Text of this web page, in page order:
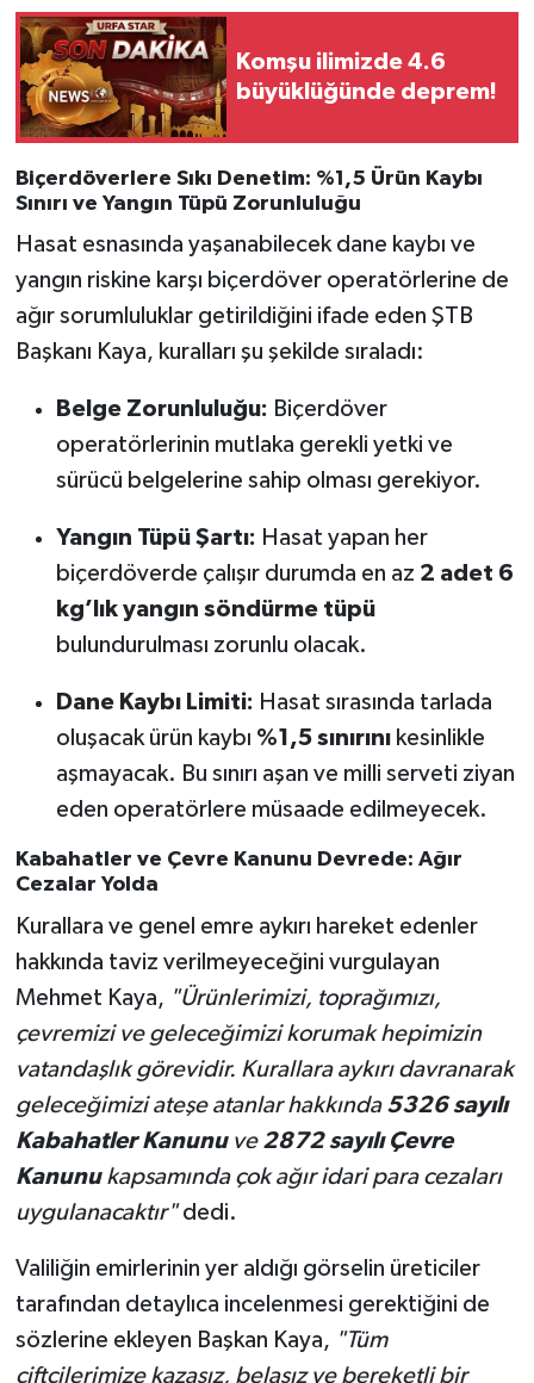
Komşu ilimizde 4.6
büyüklüğünde deprem!
Biçerdöverlere Sıkı Denetim: %1,5 Ürün Kaybı
Sınırı ve Yangın Tüpü Zorunluluğu
Hasat esnasında yaşanabilecek dane kaybı ve
yangın riskine karşı biçerdöver operatörlerine de
ağır sorumluluklar getirildiğini ifade eden ŞTB
Başkanı Kaya, kuralları şu şekilde sıraladı:
Belge Zorunluluğu: Biçerdöver
operatörlerinin mutlaka gerekli yetki ve
sürücü belgelerine sahip olması gerekiyor.
Yangın Tüpü Şartı: Hasat yapan her
biçerdöverde çalışır durumda en az 2 adet 6
kg’lık yangın söndürme tüpü
bulundurulması zorunlu olacak.
Dane Kaybı Limiti: Hasat sırasında tarlada
oluşacak ürün kaybı %1,5 sınırınıkesinlikle
aşmayacak. Bu sınırı aşan ve milli serveti ziyan
eden operatörlere müsaade edilmeyecek.
Kabahatler ve Çevre Kanunu Devrede: Ağır
Cezalar Yolda
Kurallara ve genel emre aykırı hareket edenler
hakkında taviz verilmeyeceğini vurgulayan
Mehmet Kaya, "Ürünlerimizi, toprağımızı,
çevremizi ve geleceğimizi korumak hepimizin
vatandaşlık görevidir. Kurallara aykırı davranarak
geleceğimizi ateşe atanlar hakkında 5326 sayılı
Kabahatler Kanunuve 2872 sayılı Çevre
Kanunukapsamında çok ağır idari para cezaları
uygulanacaktır"dedi.
Valiliğin emirlerinin yer aldığı görselin üreticiler
tarafından detaylıca incelenmesi gerektiğini de
sözlerine ekleyen Başkan Kaya, "Tüm
çiftçilerimize kazasız, belasız ve bereketli bir